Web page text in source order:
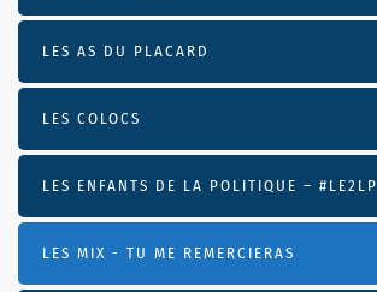
LES AS DU PLACARD
LES COLOCS
LES ENFANTS DE LA POLITIQUE – #LE2LP
LES MIX - TU ME REMERCIERAS